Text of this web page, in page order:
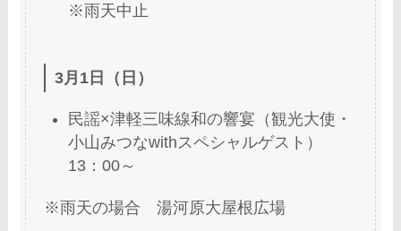
※雨天中止
3月1日（日）
民謡×津軽三味線和の響宴（観光大使・
小山みつなwithスペシャルゲスト）
13：00～
※雨天の場合 湯河原大屋根広場